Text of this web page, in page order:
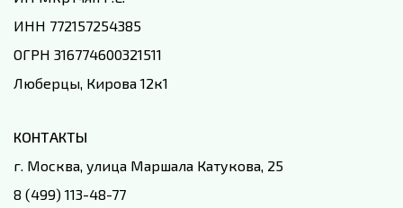
ИНН 772157254385
ОГРН 316774600321511
Люберцы, Кирова 12к1
КОНТАКТЫ
г. Москва, улица Маршала Катукова, 25
8 (499) 113-48-77